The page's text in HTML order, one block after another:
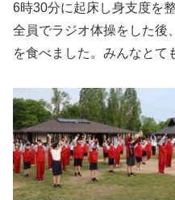
6時30分に起床し身支度を
全員でラジオ体操をした後
を食べました。みんなとて